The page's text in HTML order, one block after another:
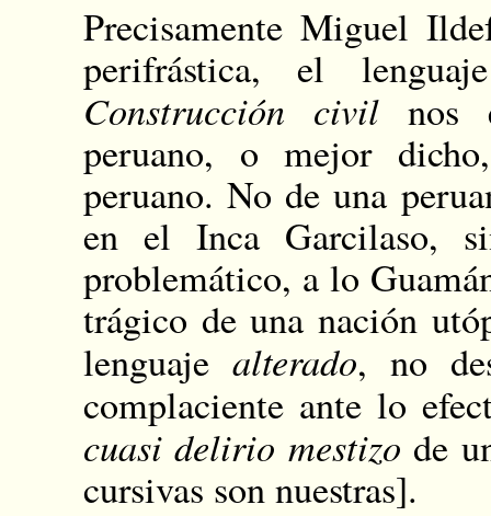
Precisamente Miguel
perifrástica, el
Construcción civil nos
peruano, o mejor
peruano. No de una
en el Inca Garcilaso,
problemático, a lo
trágico de una nación
lenguaje alterado, no
complaciente ante lo
cuasi delirio mestizo de
cursivas son nuestras].